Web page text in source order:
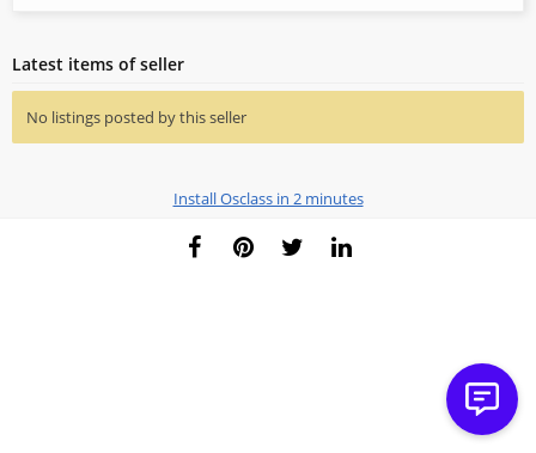
Latest items of seller
No listings posted by this seller
Install Osclass in 2 minutes